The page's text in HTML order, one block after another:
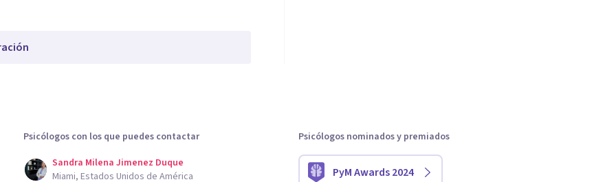
Psicólogos con los que puedes contactar
Sandra Milena Jimenez Duque
Miami, Estados Unidos de América
Psicólogos nominados y premiados
PyM Awards 2024